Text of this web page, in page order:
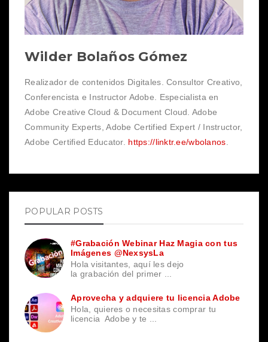
Wilder Bolaños Gómez
Realizador de contenidos Digitales. Consultor Creativo,
Conferencista e Instructor Adobe. Especialista en
Adobe Creative Cloud & Document Cloud. Adobe
Community Experts, Adobe Certified Expert / Instructor,
Adobe Certified Educator. https://linktr.ee/wbolanos
POPULAR POSTS
#Grabación Webinar Haz Magia con tus
Imágenes @NexsysLa
Hola visitantes, aquí les dejo
la grabación del primer ...
Aprovecha y adquiere tu licencia Adobe
Hola, quieres o necesitas comprar tu
licencia Adobe y te ...